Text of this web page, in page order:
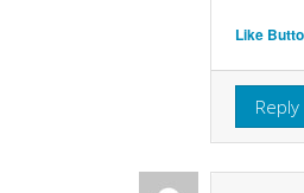
Like
Reply